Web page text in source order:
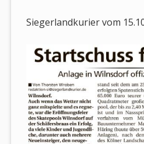
Siegerlandkurier vom